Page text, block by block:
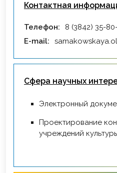
Контактная
Телефон:
8 (3842) 35-
E-mail:
Сфера научных
Электронный
Проектирование контента сайтов
учреждений